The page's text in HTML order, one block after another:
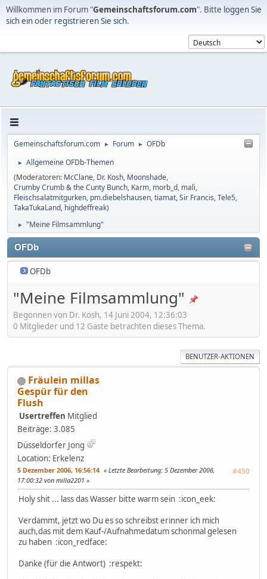
Willkommen im Forum "Gemeinschaftsforum.com". Bitte loggen Sie
sich einoder registrieren Sie sich.
Gemeinschaftsforum.com ► Forum ► OFDb
►
Allgemeine OFDb-Themen
(Moderatoren: McClane, Dr. Kosh, Moonshade,
Crumby Crumb & the Cunty Bunch, Karm, morb_d, mali,
Fleischsalatmitgurken, pm.diebelshausen,tiamat,Sir Francis,Tele5,
TakaTukaLand, highdeffreak)
► "Meine Filmsammlung"
OFDb
OFDb
"Meine Filmsammlung"
Begonnen von Dr. Kosh, 14 Juni 2004, 12:36:03
0 Mitglieder und 12 Gäste betrachten dieses Thema.
BENUTZER-AKTIONEN
Fräulein millas
Gespür für den
Flush
Usertreffen Mitglied
Beiträge: 3.085
Düsseldorfer Jong
Location: Erkelenz
5 Dezember 2006, 16:56:14 #450
Letzte Bearbeitung: 5 Dezember 2006,
17:00:32 von milla2201
Holy shit ... lass das Wasser bitte warm sein :icon_eek:
Verdammt, jetzt wo Du es so schreibst erinner ich mich
auch,das mit dem Kauf-/Aufnahmedatum schonmal gelesen
zu haben :icon_redface:
Danke (für die Antwort) :respekt: